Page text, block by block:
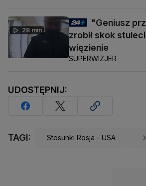
28 min
"Geniusz
zrobił skok
więzienie
SUPERWIZJER
UDOSTĘPNIJ:
TAGI: Stosunki Rosja - USA